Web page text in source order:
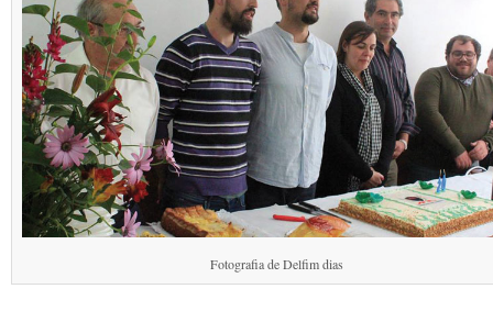
Fotografia de Delfim dias